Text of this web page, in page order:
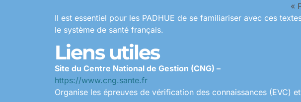
«
Il est essentiel pour les PADHUE de se familiariser avec ces
le système de santé français.
Liens utiles
Site du Centre National de Gestion (CNG) –
https://www.cng.sante.fr
Organise les épreuves de vérification des connaissances (EVC)